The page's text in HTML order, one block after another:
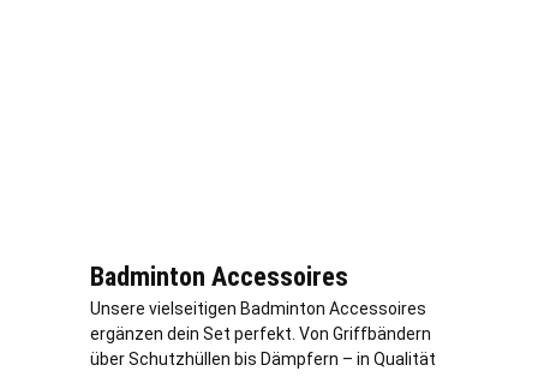
Badminton Accessoires
Unsere vielseitigen Badminton Accessoires
ergänzen dein Set perfekt. Von Griffbändern
über Schutzhüllen bis Dämpfern – in Qualität